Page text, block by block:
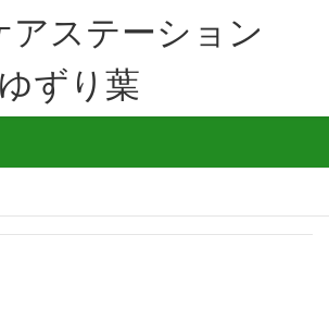
アステーション
ゆずり葉